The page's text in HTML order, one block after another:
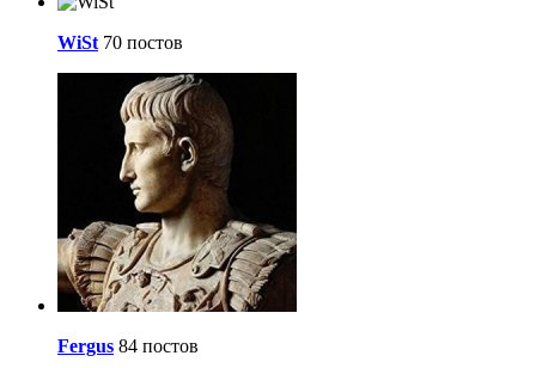
WiSt 70 постов
Fergus 84 постов